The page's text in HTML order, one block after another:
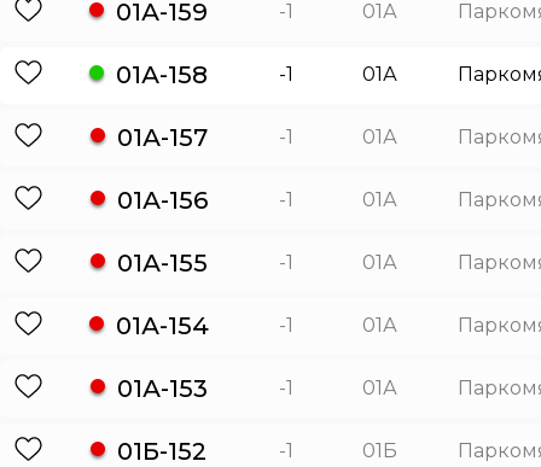
01А-159 -1 01А
01А-158 -1 01А
01А-157 -1 01А
01А-156 -1 01А
01А-155 -1 01А
01А-154 -1 01А
01А-153 -1 01А
01Б-152 -1 01Б